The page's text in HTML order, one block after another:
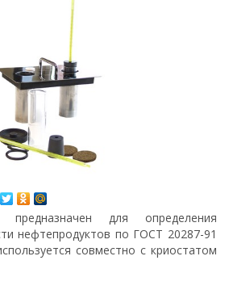
для определения
нефтепродуктов по ГОСТ 20287-91
совместно с криостатом